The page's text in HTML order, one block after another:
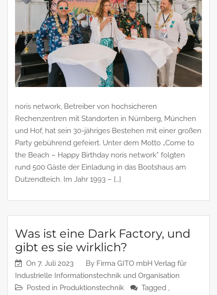
noris network, Betreiber von hochsicheren
Rechenzentren mit Standorten in Nürnberg, München
und Hof, hat sein 30-jähriges Bestehen mit einer großen
Party gebührend gefeiert. Unter dem Motto „Come to
the Beach – Happy Birthday noris network” folgten
rund 500 Gäste der Einladung in das Bootshaus am
Dutzendteich. Im Jahr 1993 – […]
Was ist eine Dark Factory, und
gibt es sie wirklich?
On 7. Juli 2023 By Firma GITO mbH Verlag für
Industrielle Informationstechnik und Organisation
Posted in Produktionstechnik
Tagged ,